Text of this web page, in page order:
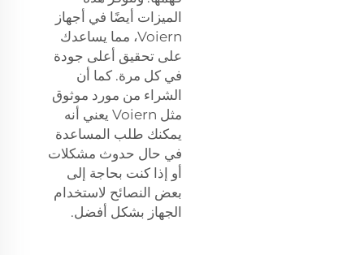
الميزات أيضًا في أجهاز
Voiern، مما يساعدك
على تحقيق أعلى جودة
في كل مرة. كما أن
الشراء من مورد موثوق
مثل Voiern يعني أنه
يمكنك طلب المساعدة
في حال حدوث مشكلات
أو إذا كنت بحاجة إلى
بعض النصائح لاستخدام
الجهاز بشكل أفضل.